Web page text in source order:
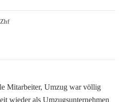
Mitarbeiter, Umzug war völlig
wieder als Umzugsunternehmen